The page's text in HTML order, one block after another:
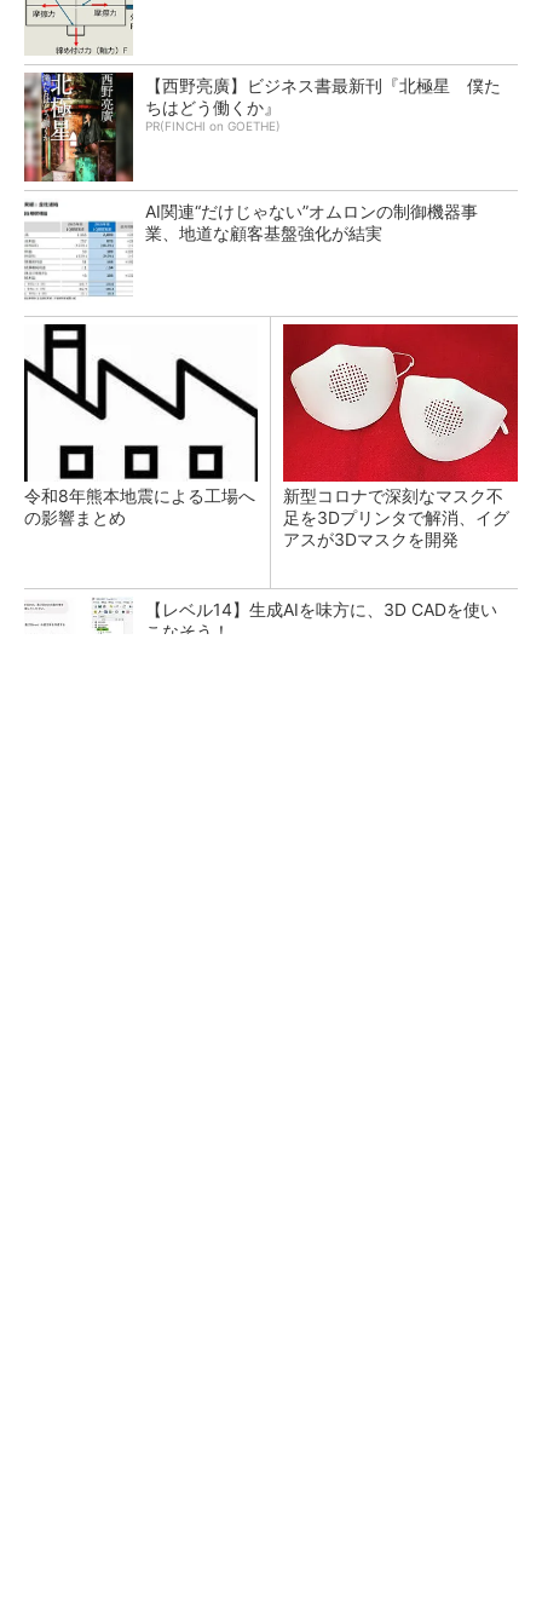
【西野亮廣】ビジネス書最新刊『北極星 僕た
ちはどう働くか』
PR(FINCHI on GOETHE)
AI関連“だけじゃない”オムロンの制御機器事
業、地道な顧客基盤強化が結実
令和8年熊本地震による工場へ
の影響まとめ
新型コロナで深刻なマスク不
足を3Dプリンタで解消、イグ
アスが3Dマスクを開発
【レベル14】生成AIを味方に、3D CADを使い
こなそう！